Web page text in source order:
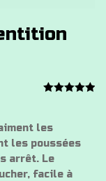
les
les poussées
arrêt. Le
facile à